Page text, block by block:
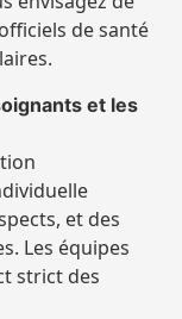
de santé
et les
et des
Les équipes
strict des